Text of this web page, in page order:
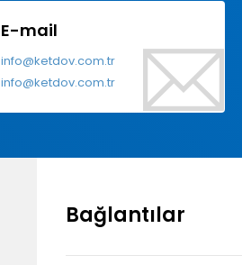
E-mail
info@ketdov.com.tr
info@ketdov.com.tr
Bağlantılar